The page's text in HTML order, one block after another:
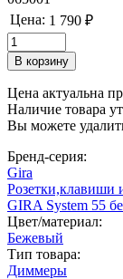
Цена: 1 790 ₽
Цена актуальна
Наличие товара
Вы можете
Бренд-серия:
Gira
Розетки,клавиши
GIRA System 55
Цвет/материал:
Бежевый
Тип товара:
Диммеры